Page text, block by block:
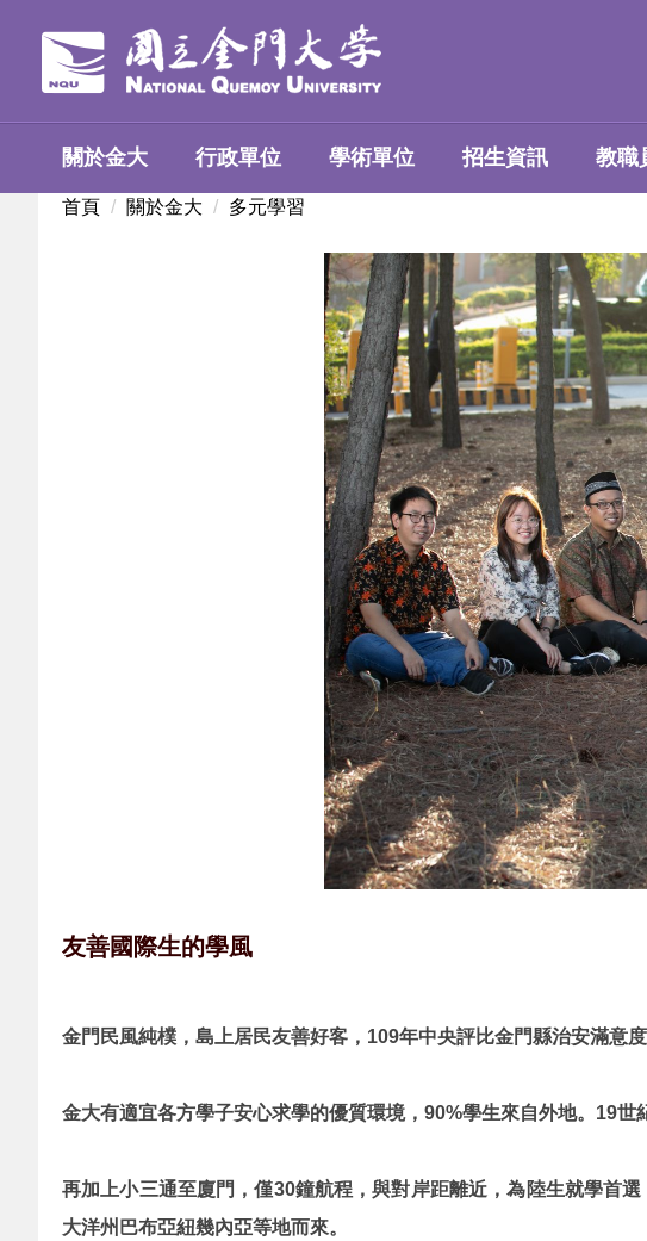
區
關於金大 行政單位 學術單位 招生資訊 教職
首頁 關於金大 多元學習
友善國際生的學風
金門民風純樸，島上居民友善好客，109年中央評比金門縣治安滿意
金大有適宜各方學子安心求學的優質環境，90%學生來自外地。19
再加上小三通至廈門，僅30鐘航程，與對岸距離近，為陸生就學首
大洋州巴布亞紐幾內亞等地而來。